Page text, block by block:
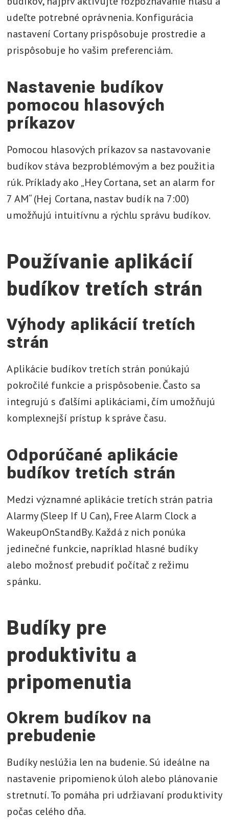
udeľte potrebné oprávnenia. Konfigurácia
nastavení Cortany prispôsobuje prostredie a
prispôsobuje ho vašim preferenciám.
Nastavenie budíkov
pomocou hlasových
príkazov
Pomocou hlasových príkazov sa nastavovanie
budíkov stáva bezproblémovým a bez použitia
rúk. Príklady ako „Hey Cortana, set an alarm for
7 AM“ (Hej Cortana, nastav budík na 7:00)
umožňujú intuitívnu a rýchlu správu budíkov.
Používanie aplikácií
budíkov tretích strán
Výhody aplikácií tretích
strán
Aplikácie budíkov tretích strán ponúkajú
pokročilé funkcie a prispôsobenie. Často sa
integrujú s ďalšími aplikáciami, čím umožňujú
komplexnejší prístup k správe času.
Odporúčané aplikácie
budíkov tretích strán
Medzi významné aplikácie tretích strán patria
Alarmy (Sleep If U Can), Free Alarm Clock a
WakeupOnStandBy. Každá z nich ponúka
jedinečné funkcie, napríklad hlasné budíky
alebo možnosť prebudiť počítač z režimu
spánku.
Budíky pre
produktivitu a
pripomenutia
Okrem budíkov na
prebudenie
Budíky neslúžia len na budenie. Sú ideálne na
nastavenie pripomienok úloh alebo plánovanie
stretnutí. To pomáha pri udržiavaní produktivity
počas celého dňa.